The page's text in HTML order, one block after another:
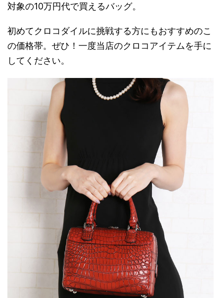
対象の10万円代で買えるバッグ。
初めてクロコダイルに挑戦する方にもおすすめのこ
の価格帯。ぜひ！一度当店のクロコアイテムを手に
してください。